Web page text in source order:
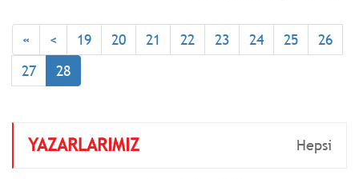
gerçekleştirilen Millet
İradesine Sahip Çıkıyor
« < 19 20 21 22 23 24 25
26
27
28
YAZARLARIMIZ Hepsi